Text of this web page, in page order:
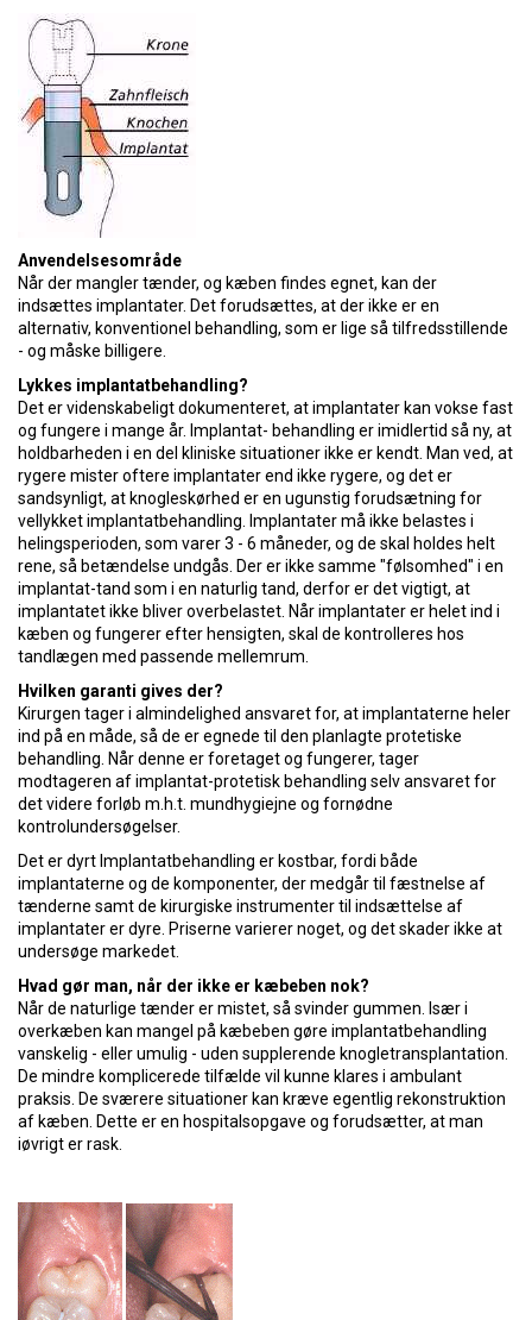
Anvendelsesområde
Når der mangler tænder, og kæben findes egnet, kan der
indsættes implantater. Det forudsættes, at der ikke er en
alternativ, konventionel behandling, som er lige så tilfredsstillende
- og måske billigere.
Lykkes implantatbehandling?
Det er videnskabeligt dokumenteret, at implantater kan vokse fast
og fungere i mange år. Implantat- behandling er imidlertid så ny, at
holdbarheden i en del kliniske situationer ikke er kendt. Man ved, at
rygere mister oftere implantater end ikke rygere, og det er
sandsynligt, at knogleskørhed er en ugunstig forudsætning for
vellykket implantatbehandling. Implantater må ikke belastes i
helingsperioden, som varer 3 - 6 måneder, og de skal holdes helt
rene, så betændelse undgås. Der er ikke samme "følsomhed" i en
implantat-tand som i en naturlig tand, derfor er det vigtigt, at
implantatet ikke bliver overbelastet. Når implantater er helet ind i
kæben og fungerer efter hensigten, skal de kontrolleres hos
tandlægen med passende mellemrum.
Hvilken garanti gives der?
Kirurgen tager i almindelighed ansvaret for, at implantaterne heler
ind på en måde, så de er egnede til den planlagte protetiske
behandling. Når denne er foretaget og fungerer, tager
modtageren af implantat-protetisk behandling selv ansvaret for
det videre forløb m.h.t. mundhygiejne og fornødne
kontrolundersøgelser.
Det er dyrt Implantatbehandling er kostbar, fordi både
implantaterne og de komponenter, der medgår til fæstnelse af
tænderne samt de kirurgiske instrumenter til indsættelse af
implantater er dyre. Priserne varierer noget, og det skader ikke at
undersøge markedet.
Hvad gør man, når der ikke er kæbeben nok?
Når de naturlige tænder er mistet, så svinder gummen. Især i
overkæben kan mangel på kæbeben gøre implantatbehandling
vanskelig - eller umulig - uden supplerende knogletransplantation.
De mindre komplicerede tilfælde vil kunne klares i ambulant
praksis. De sværere situationer kan kræve egentlig rekonstruktion
af kæben. Dette er en hospitalsopgave og forudsætter, at man
iøvrigt er rask.